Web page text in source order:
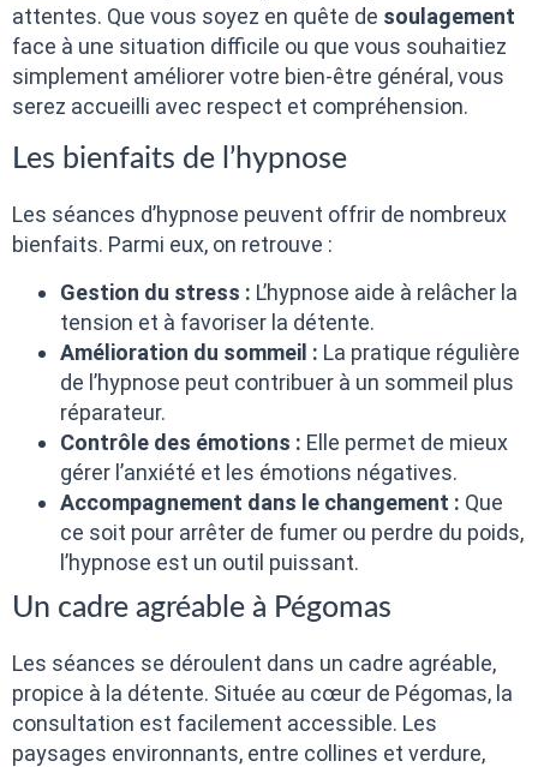
attentes. Que vous soyez en quête de soulagement
face à une situation difficile ou que vous souhaitiez
simplement améliorer votre bien-être général, vous
serez accueilli avec respect et compréhension.
Les bienfaits de l’hypnose
Les séances d’hypnose peuvent offrir de nombreux
bienfaits. Parmi eux, on retrouve :
Gestion du stress : L’hypnose aide à relâcher la
tension et à favoriser la détente.
Amélioration du sommeil : La pratique régulière
de l’hypnose peut contribuer à un sommeil plus
réparateur.
Contrôle des émotions : Elle permet de mieux
gérer l’anxiété et les émotions négatives.
Accompagnement dans le changement : Que
ce soit pour arrêter de fumer ou perdre du poids,
l’hypnose est un outil puissant.
Un cadre agréable à Pégomas
Les séances se déroulent dans un cadre agréable,
propice à la détente. Située au cœur de Pégomas, la
consultation est facilement accessible. Les
paysages environnants, entre collines et verdure,